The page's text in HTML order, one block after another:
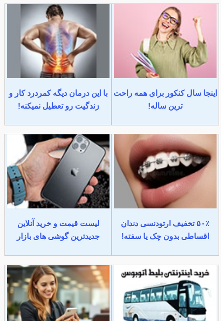
اینجا سال کنکور برای همه راحت
ترین ساله!
با این درمان دیگه کمردرد کار و
زندگیت رو تعطیل نمیکنه!
۵۰٪ تخفیف ارتودنسی دندان
اقساطی بدون چک یا سفته!
لیست قیمت و خرید آنلاین
جدیدترین گوشی های بازار